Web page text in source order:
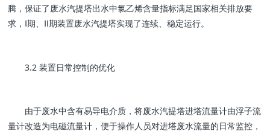
腾，保证了废水汽提塔出水中氯乙烯含量指标满足国家相关排放要
求，Ⅰ期、Ⅱ期装置废水汽提塔实现了连续、稳定运行。
3.2 装置日常控制的优化
由于废水中含有易导电介质，将废水汽提塔进塔流量计由浮子流
量计改造为电磁流量计，便于操作人员对进塔废水流量的日常监控，